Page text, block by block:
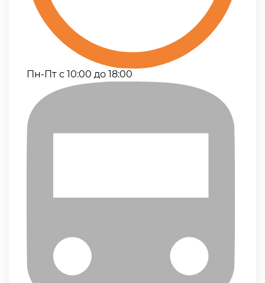
Пн-Пт с 10:00 до 18:00